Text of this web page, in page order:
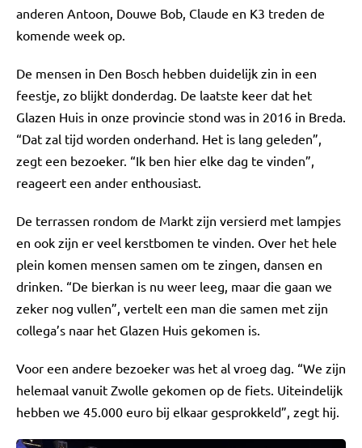
anderen Antoon, Douwe Bob, Claude en K3 treden de
komende week op.
De mensen in Den Bosch hebben duidelijk zin in een
feestje, zo blijkt donderdag. De laatste keer dat het
Glazen Huis in onze provincie stond was in 2016 in Breda.
“Dat zal tijd worden onderhand. Het is lang geleden”,
zegt een bezoeker. “Ik ben hier elke dag te vinden”,
reageert een ander enthousiast.
De terrassen rondom de Markt zijn versierd met lampjes
en ook zijn er veel kerstbomen te vinden. Over het hele
plein komen mensen samen om te zingen, dansen en
drinken. “De bierkan is nu weer leeg, maar die gaan we
zeker nog vullen”, vertelt een man die samen met zijn
collega’s naar het Glazen Huis gekomen is.
Voor een andere bezoeker was het al vroeg dag. “We zijn
helemaal vanuit Zwolle gekomen op de fiets. Uiteindelijk
hebben we 45.000 euro bij elkaar gesprokkeld”, zegt hij.